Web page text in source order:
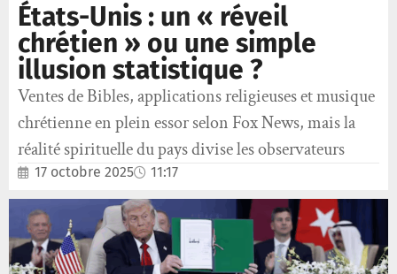
États-Unis : un « réveil
chrétien » ou une simple
illusion statistique ?
Ventes de Bibles, applications religieuses et musique
chrétienne en plein essor selon Fox News, mais la
réalité spirituelle du pays divise les observateurs
17 octobre 2025 11:17